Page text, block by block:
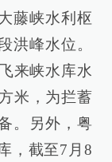
藤峡水利枢
洪峰水位。
来峡水库水
米，为拦蓄
。另外，粤
，截至7月8